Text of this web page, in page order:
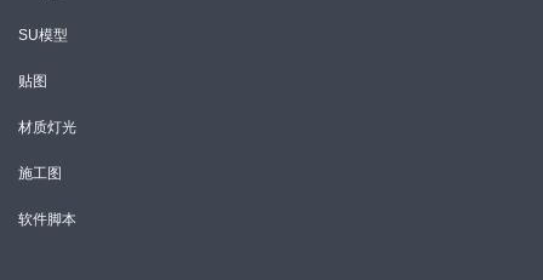
SU模型
贴图
材质灯光
施工图
软件脚本